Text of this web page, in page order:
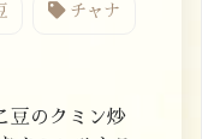
チャナ
豆のクミン炒